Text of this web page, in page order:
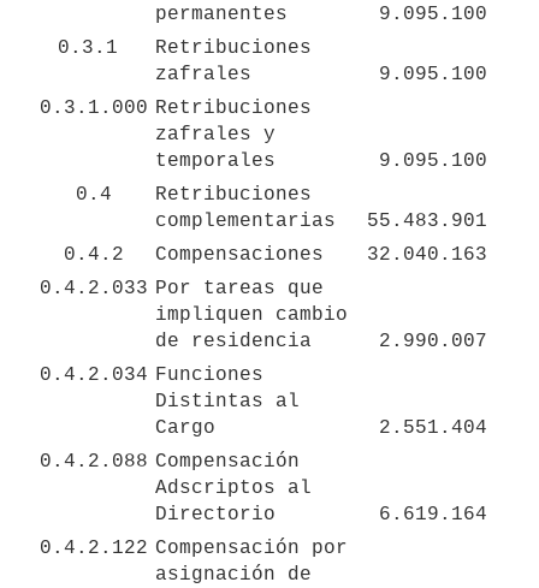
permanentes
9.095.100
0.3.1
Retribuciones
zafrales
9.095.100
0.3.1.000 Retribuciones
zafrales y
temporales
9.095.100
0.4
Retribuciones
complementarias
55.483.901
0.4.2
Compensaciones
32.040.163
0.4.2.033 Por tareas que
impliquen cambio
de residencia
2.990.007
0.4.2.034 Funciones
Distintas al
Cargo
2.551.404
0.4.2.088 Compensación
Adscriptos al
Directorio
6.619.164
0.4.2.122 Compensación por
asignación de